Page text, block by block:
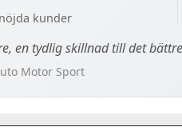
nöjda kunder
en tydlig skillnad till det
Motor Sport